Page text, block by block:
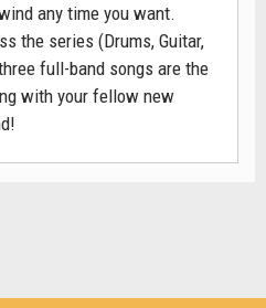
any time you want.
the series (Drums, Guitar,
full-band songs are the
with your fellow new